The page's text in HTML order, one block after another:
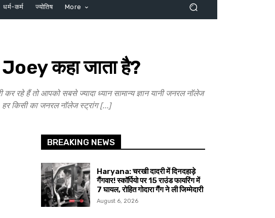
धर्म-कर्म ज्योतिष More
कहा जाता है?
रहे हैं तो आपको सबसे ज्यादा ध्यान सामान्य ज्ञान यानी जनरल नॉलेज
हर किसी का जनरल नॉलेज स्ट्रांग […]
BREAKING NEWS
Haryana: चरखी दादरी में दिनदहाड़े
गैंगवार! स्कॉर्पियो पर 15 राउंड फायरिंग में
7 घायल, रोहित गोदारा गैंग ने ली जिम्मेदारी
August 6, 2026